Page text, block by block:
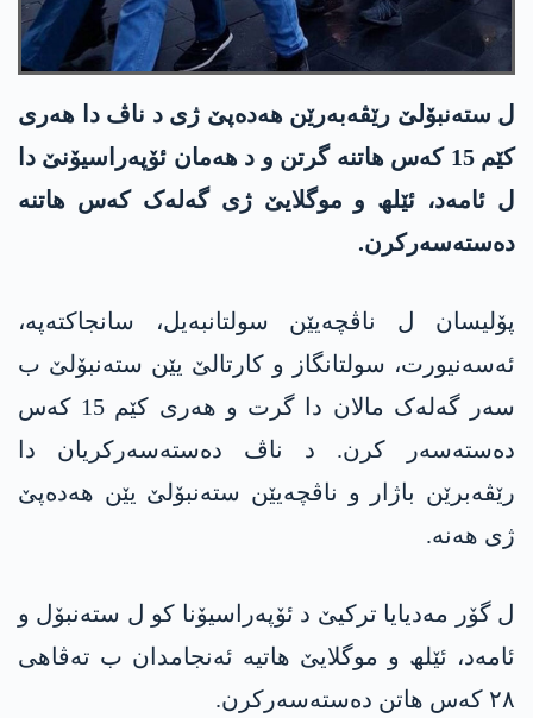
ل ستەنبۆلێ رێڤەبەرێن ھەدەپێ ژی د ناڤ دا ھەری
کێم 15 کەس ھاتنە گرتن و د ھەمان ئۆپەراسیۆنێ دا
ل ئامەد، ئێلھ و موگلایێ ژی گەلەک کەس ھاتنە
دەستەسەرکرن.
پۆلیسان ل ناڤچەیێن سولتانبەیل، سانجاکتەپە،
ئەسەنیورت، سولتانگاز و کارتالێ یێن ستەنبۆلێ ب
سەر گەلەک مالان دا گرت و ھەری کێم 15 کەس
دەستەسەر کرن. د ناڤ دەستەسەرکریان دا
رێڤەبرێن باژار و ناڤچەیێن ستەنبۆلێ یێن ھەدەپێ
ژی ھەنە.
ل گۆر مەدیایا ترکیێ د ئۆپەراسیۆنا کو ل ستەنبۆل و
ئامەد، ئێلھ و موگلایێ هاتیە ئەنجامدان ب تەڤاھی
٢٨ کەس ھاتن دەستەسەرکرن.